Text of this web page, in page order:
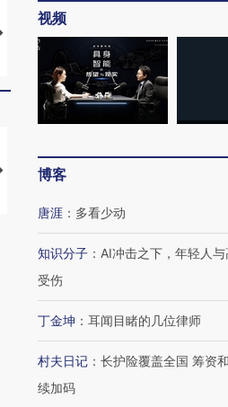
马航飞行员跨国走私7万
粒摇头丸 尿检体内含3种
视线｜被称为“蟑
度Z世代 用街头抗
育部长拱下台
【推广】走进第四届链博
视频
博客
唐涯 ： 多看少动
知识分子 ： AI冲击之下，年轻人
受伤
丁金坤 ： 耳闻目睹的几位律师
村夫日记 ： 长护险覆盖全国 筹资
续加码